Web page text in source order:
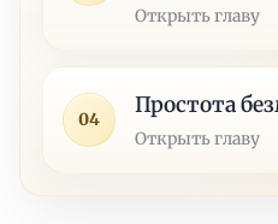
Открыть главу
04
Простота
Открыть главу